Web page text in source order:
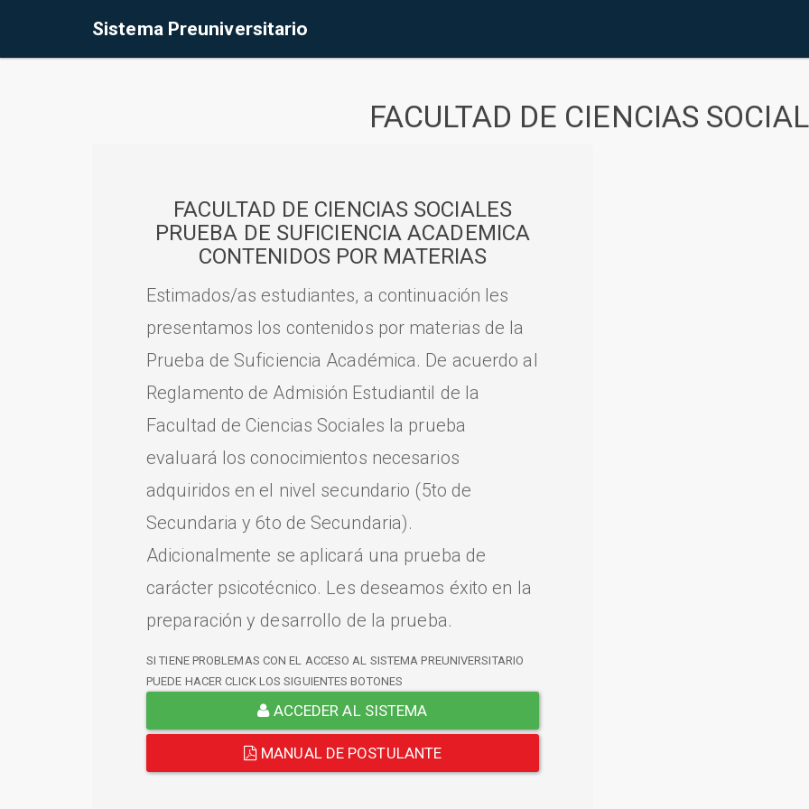
Sistema Preuniversitario
FACULTAD DE CIENCIAS
FACULTAD DE CIENCIAS SOCIALES
PRUEBA DE SUFICIENCIA ACADEMICA
CONTENIDOS POR MATERIAS
Estimados/as estudiantes, a continuación les
presentamos los contenidos por materias de la
Prueba de Suficiencia Académica. De acuerdo al
Reglamento de Admisión Estudiantil de la
Facultad de Ciencias Sociales la prueba
evaluará los conocimientos necesarios
adquiridos en el nivel secundario (5to de
Secundaria y 6to de Secundaria).
Adicionalmente se aplicará una prueba de
carácter psicotécnico. Les deseamos éxito en la
preparación y desarrollo de la prueba.
SI TIENE PROBLEMAS CON EL ACCESO AL SISTEMA PREUNIVERSITARIO
PUEDE HACER CLICK LOS SIGUIENTES BOTONES
ACCEDER AL SISTEMA
MANUAL DE POSTULANTE